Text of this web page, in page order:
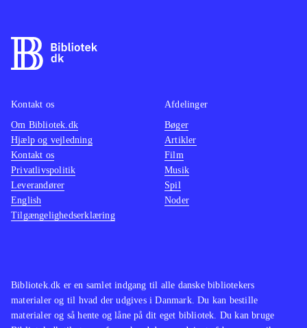
Bibliotek.dk er en samlet indgang til alle danske bibliotekers
materialer og til hvad der udgives i Danmark. Du kan bestille
materialer og så hente og låne på dit eget bibliotek. Du kan bruge
Kontakt os
Om Bibliotek.dk
Hjælp og vejledning
Kontakt os
Privatlivspolitik
Leverandører
English
Tilgængelighedserklæring
Afdelinger
Bøger
Artikler
Film
Musik
Spil
Noder